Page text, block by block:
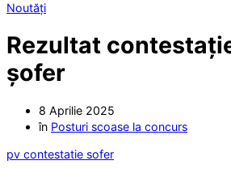
Noutăți
Rezultat
șofer
8 Aprilie 2025
în Posturi scoase la concurs
pv contestatie sofer